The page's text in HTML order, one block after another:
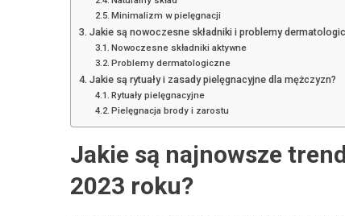
Minimalizm w pielęgnacji
Jakie są nowoczesne składniki i problemy
Nowoczesne składniki aktywne
Problemy dermatologiczne
Jakie są rytuały i zasady pielęgnacyjne dla mężczyzn?
Rytuały pielęgnacyjne
Pielęgnacja brody i zarostu
Jakie są najnowsze
2023 roku?